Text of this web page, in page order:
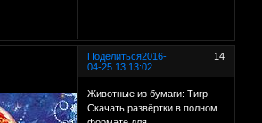
Поделиться 14
2016-
04-25 13:13:02
Животные из бумаги: Тигр
Скачать развёртки в полном